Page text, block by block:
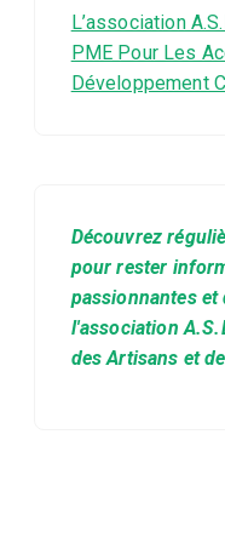
L’association
PME Pour Les
Développement
Découvrez
pour rester
passionnantes
l'association
des Artisans et